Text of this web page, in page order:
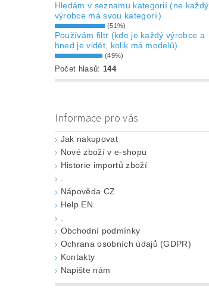
Hledám v seznamu kategorií (ne každý
výrobce má svou kategorii)
(51%)
Používám filtr (kde je každý výrobce a
hned je vidět, kolik má modelů)
(49%)
Počet hlasů: 144
Informace pro vás
Jak nakupovat
Nové zboží v e-shopu
Historie importů zboží
Nápověda CZ
Help EN
Obchodní podmínky
Ochrana osobních údajů (GDPR)
Kontakty
Napište nám